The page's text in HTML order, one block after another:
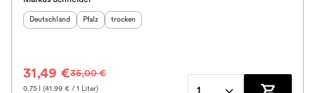
Herkunftsland
Deutschland Herkunftsregion
Pfalz Geschmack
trocken
31,49 €35,00 €
0.75 l (41.99 € / 1 Liter)
1